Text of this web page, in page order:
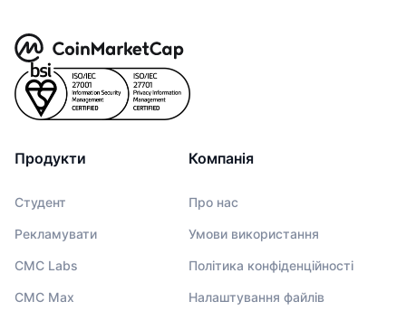
Продукти
Студент
Рекламувати
CMC Labs
CMC Max
Компанія
Про нас
Умови використання
Політика конфіденційності
Налаштування файлів